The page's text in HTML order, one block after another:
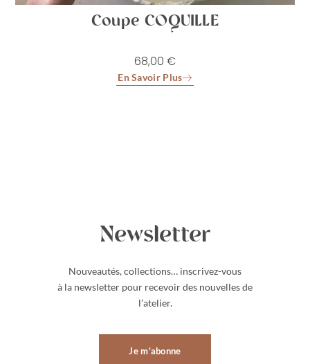
Coupe COQUILLE
68,00 €
En Savoir Plus
Newsletter
Nouveautés, collections… inscrivez-vous
à la newsletter pour recevoir des nouvelles de
l’atelier.
Je m'abonne